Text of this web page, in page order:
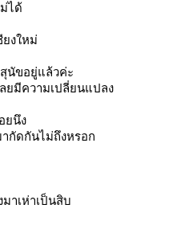
ได้
งใหม่
นัขอยู่แล้วค่ะ
ยมีความเปลี่ยนแปลง
ยนึง
กัดกันไม่ถึงหรอก
าเห่าเป็นสิบ